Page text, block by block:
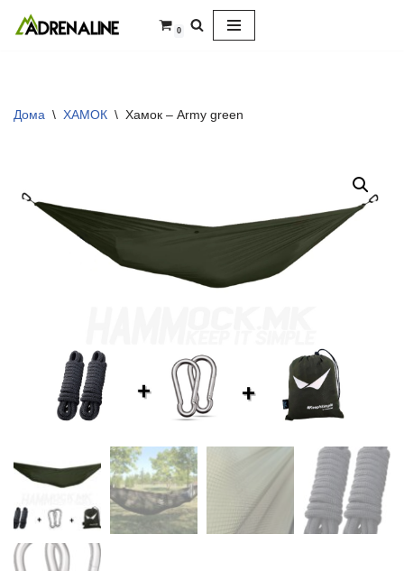
0
Дома \ ХАМОК \ Хамок – Аrmy green